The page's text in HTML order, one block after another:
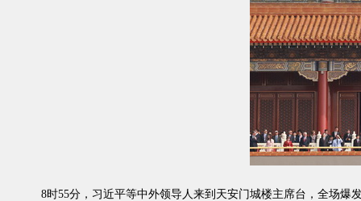
8时55分，习近平等中外领导人来到天安门城楼主席台，全场爆